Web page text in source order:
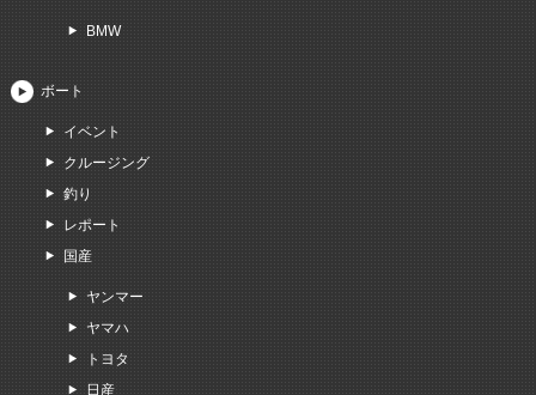
BMW
ボート
イベント
クルージング
釣り
レポート
国産
ヤンマー
ヤマハ
トヨタ
日産